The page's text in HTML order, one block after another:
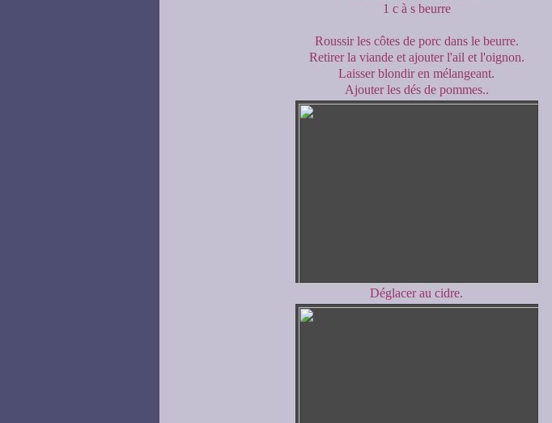
1 c à s beurre
Roussir les côtes de porc dans le beurre.
Retirer la viande et ajouter l'ail et l'oignon.
Laisser blondir en mélangeant.
Ajouter les dés de pommes..
Déglacer au cidre.